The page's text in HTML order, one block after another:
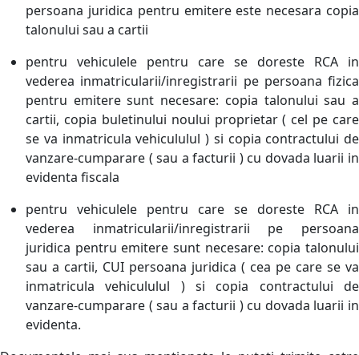
persoana juridica pentru emitere este necesara copia
talonului sau a cartii
pentru vehiculele pentru care se doreste RCA in
vederea inmatricularii/inregistrarii pe persoana fizica
pentru emitere sunt necesare: copia talonului sau a
cartii, copia buletinului noului proprietar ( cel pe care
se va inmatricula vehicululul ) si copia contractului de
vanzare-cumparare ( sau a facturii ) cu dovada luarii in
evidenta fiscala
pentru vehiculele pentru care se doreste RCA in
vederea inmatricularii/inregistrarii pe persoana
juridica pentru emitere sunt necesare: copia talonului
sau a cartii, CUI persoana juridica ( cea pe care se va
inmatricula vehicululul ) si copia contractului de
vanzare-cumparare ( sau a facturii ) cu dovada luarii in
evidenta.